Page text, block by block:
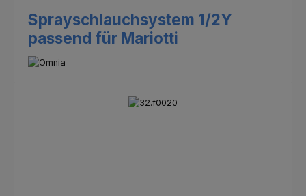
Sprayschlauchsystem 1/2Y
passend für Mariotti
Bildergalerie überspringen